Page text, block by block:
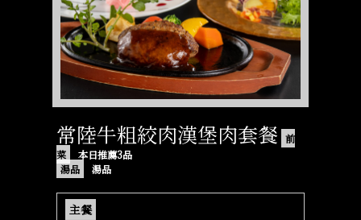
常陸牛粗絞肉漢堡肉套餐 前
菜
本日推薦3品
湯品
湯品
主餐